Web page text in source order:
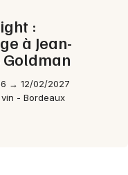
:
à Jean-
Goldman
→ 12/02/2027
- Bordeaux